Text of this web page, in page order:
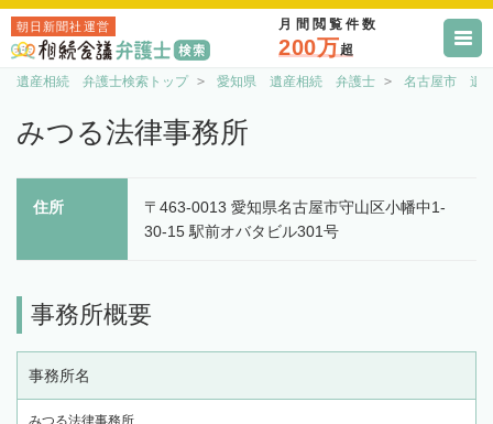
朝日新聞社運営 月間閲覧件数
200万超
遺産相続 弁護士検索トップ 愛知県 遺産相続 弁護士 名古屋市 遺
​みつる法律事務所
住所
〒463-0013 愛知県名古屋市守山区小幡中1-
30-15 駅前オバタビル301号
事務所概要
事務所名
​みつる法律事務所